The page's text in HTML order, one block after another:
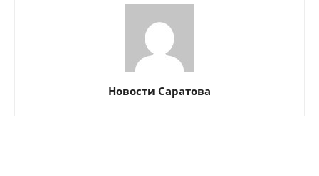
Новости Саратова